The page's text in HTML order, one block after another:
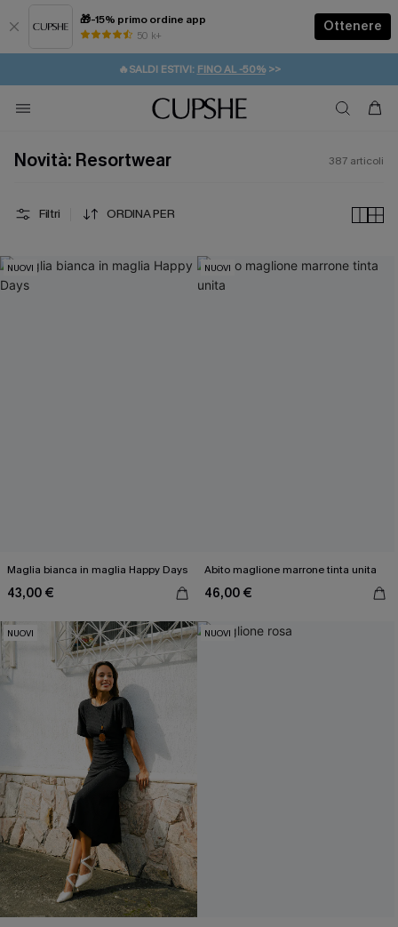
🎁-15% primo ordine app
50 k+
Ottenere
⚡️-15% SUGLI ESSENZIALI DA VACANZA | ACQUISTA
🔥SALDI ESTIVI: FINO AL -50%>>
🚚SPEDIZIONE GRATUITA DA 49€
💌REGALO PER I NUOVI: 20% DI SCONTO*
Novità: Resortwear 387 articoli
Filtri ORDINA PER
NUOVI
Maglia bianca in maglia Happy Days
43,00 €
NUOVI
Abito maglione marrone tinta unita
46,00 €
NUOVI NUOVI